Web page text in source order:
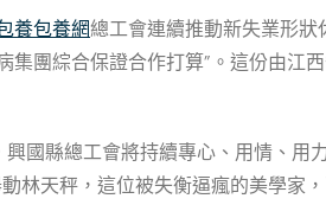
養包養網總工會連續推動新失業形
集團綜合保證合作打算”。這份由
興國縣總工會將持續專心、用情、用
林天秤，這位被失衡逼瘋的美學家